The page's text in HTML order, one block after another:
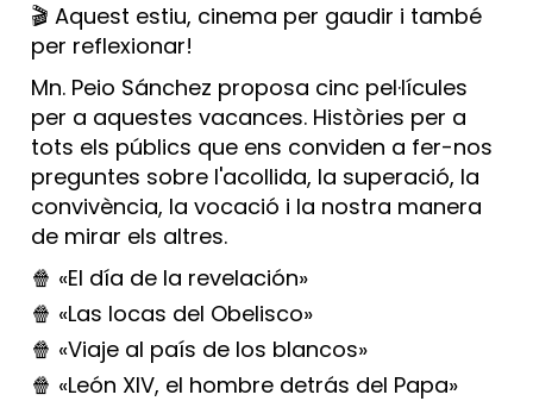
🎬 Aquest estiu, cinema per gaudir i també
per reflexionar!
Mn. Peio Sánchez proposa cinc pel·lícules
per a aquestes vacances. Històries per a
tots els públics que ens conviden a fer-nos
preguntes sobre l'acollida, la superació, la
convivència, la vocació i la nostra manera
de mirar els altres.
🍿 «El día de la revelación»
🍿 «Las locas del Obelisco»
🍿 «Viaje al país de los blancos»
🍿 «León XIV, el hombre detrás del Papa»